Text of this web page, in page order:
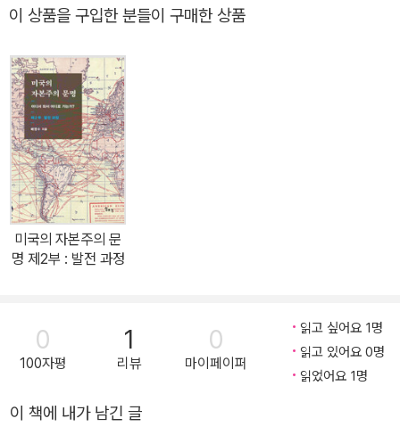
만 아니라 그의 배우자, 미연방의 권력 핵심이 되는 장관들도 미국뿐
로 주목받는 국가, 미국이지만 가장 의외인 점은 ‘강대국치고’ 생각보
다 역사가 오래되지 않았다는 것이다. 고대 문명의 발상지와도 당연
히 관계가 없고, 오랫동안 북미대륙에서 살아온 원주민들은 있었지만
18세기 전까지 세계 무대에 데뷔조차 하지 못했던 이 나라는 초대 대
통령을 옹립하고 채 100년도 되지 않아 국제사회에서 두각을 드러낸
다. 전 세계를 향해 제국주의帝國主義를 구가하던 유럽 제국諸國
의 콧대를 꺾고 당당히 링 위에 올라선 것이다. 이쯤해서 궁금하지 않
을 수가 없다. 세워진 지 불과 2백 년 만에 세계 최강이 된 미국의 저
1620년, 플리머스에 도착한 영국 이민자들이 공동체를 수립하면서
메이플라워 협약을 맺은 때부터일 것이다. 그러나 아메리카 대륙에는
약 2만 년 전부터 살던 원주민들이 있었다. 이들은 오랜 세월 이곳에
러 지역에 흩어져 살았던 탓에 영국과 스페인 등지에서 온 외부인들
이 상품을 구입한 분들이 구매한 상품
미국의 자본주의 문
명 제2부 : 발전 과정
0
100자평
1
리뷰
0
마이페이퍼
읽고 싶어요 1명
읽고 있어요 0명
읽었어요 1명
이 책에 내가 남긴 글